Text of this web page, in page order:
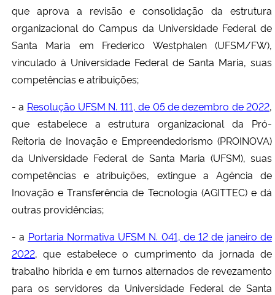
que aprova a revisão e consolidação da estrutura
organizacional do Campus da Universidade Federal de
Santa Maria em Frederico Westphalen (UFSM/FW),
vinculado à Universidade Federal de Santa Maria, suas
competências e atribuições;
- a Resolução UFSM N. 111, de 05 de dezembro de 2022,
que estabelece a estrutura organizacional da Pró-
Reitoria de Inovação e Empreendedorismo (PROINOVA)
da Universidade Federal de Santa Maria (UFSM), suas
competências e atribuições, extingue a Agência de
Inovação e Transferência de Tecnologia (AGITTEC) e dá
outras providências;
- a Portaria Normativa UFSM N. 041, de 12 de janeiro de
2022, que estabelece o cumprimento da jornada de
trabalho híbrida e em turnos alternados de revezamento
para os servidores da Universidade Federal de Santa